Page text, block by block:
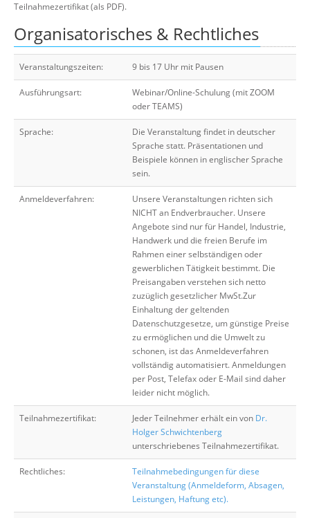
Teilnahmezertifikat (als PDF).
Organisatorisches & Rechtliches
Veranstaltungszeiten: 9 bis 17 Uhr mit Pausen
Ausführungsart:
Webinar/Online-Schulung (mit ZOOM
oder TEAMS)
Sprache:
Die Veranstaltung findet in deutscher
Sprache statt. Präsentationen und
Beispiele können in englischer Sprache
sein.
Anmeldeverfahren:
Unsere Veranstaltungen richten sich
NICHT an Endverbraucher. Unsere
Angebote sind nur für Handel, Industrie,
Handwerk und die freien Berufe im
Rahmen einer selbständigen oder
gewerblichen Tätigkeit bestimmt. Die
Preisangaben verstehen sich netto
zuzüglich gesetzlicher MwSt.Zur
Einhaltung der geltenden
Datenschutzgesetze, um günstige Preise
zu ermöglichen und die Umwelt zu
schonen, ist das Anmeldeverfahren
vollständig automatisiert. Anmeldungen
per Post, Telefax oder E-Mail sind daher
leider nicht möglich.
Teilnahmezertifikat: Jeder Teilnehmer erhält ein von Dr.
Holger Schwichtenberg
unterschriebenes Teilnahmezertifikat.
Rechtliches:
Teilnahmebedingungen für diese
Veranstaltung (Anmeldeform, Absagen,
Leistungen, Haftung etc).